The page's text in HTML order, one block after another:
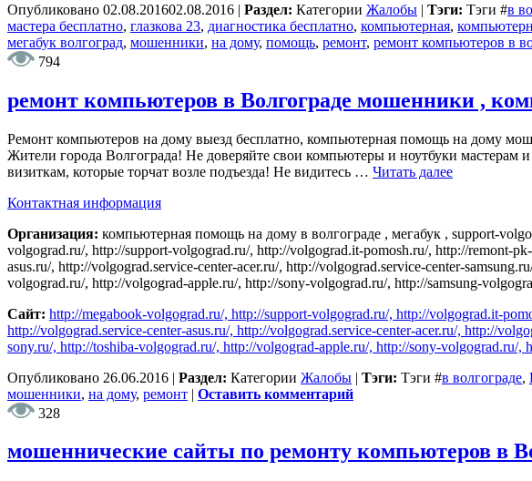
Опубликовано 02.08.201602.08.2016 | Раздел: Категории Жалобы | Тэги: Тэги #в
мастера бесплатно, глазкова 23, диагностика бесплатно, компьютерная,
мегабук волгоград, мошенники, на дому, помощь, ремонт, ремонт компьютеров в
794
ремонт компьютеров в Волгограде мошенники ,
Ремонт компьютеров на дому выезд бесплатно, компьютерная помощь на дому
Жители города Волгограда! Не доверяйте свои компьютеры и ноутбуки
визиткам, которые торчат возле подъезда! Не видитесь … Читать далее
Контактная информация
Организация: компьютерная помощь на дому в волгограде , мегабук , support-
volgograd.ru/, http://support-volgograd.ru/, http://volgograd.it-pomosh.ru/, http://remont-
asus.ru/, http://volgograd.service-center-acer.ru/, http://volgograd.service-center-
volgograd.ru/, http://volgograd-apple.ru/, http://sony-volgograd.ru/, http://samsung-
Сайт: http://megabook-volgograd.ru/, http://support-volgograd.ru/, http://volgograd.it-
http://volgograd.service-center-asus.ru/, http://volgograd.service-center-acer.ru/, http://
sony.ru/, http://toshiba-volgograd.ru/, http://volgograd-apple.ru/, http://sony-
Опубликовано 26.06.2016 | Раздел: Категории Жалобы | Тэги: Тэги #в волгограде,
мошенники, на дому, ремонт | Оставить комментарий
328
мошеннические сайты по ремонту компьютеров в